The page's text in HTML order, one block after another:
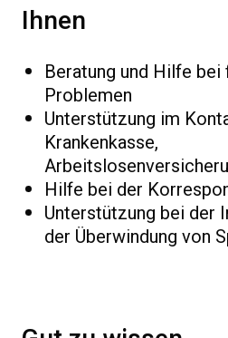
Ihnen
Beratung und Hilfe
Problemen
Unterstützung im
Krankenkasse,
Hilfe bei der
Unterstützung bei der
der Überwindung von